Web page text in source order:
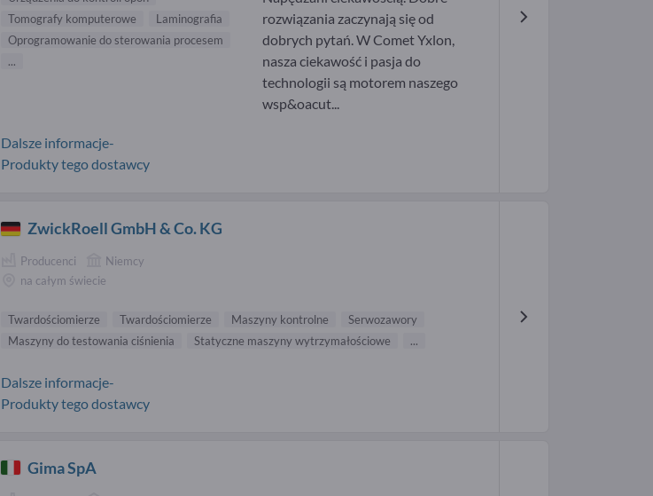
Tomografy komputerowe
Laminografia
Oprogramowanie do sterowania procesem
...
rozwiązania zaczynają się od
dobrych pytań. W Comet Yxlon,
nasza ciekawość i pasja do
technologii są motorem naszego
wsp&oacut...
Dalsze informacje-
Produkty tego dostawcy
ZwickRoell GmbH & Co. KG
Producenci
Niemcy
na całym świecie
Twardościomierze Twardościomierze Maszyny kontrolne
Serwozawory
Maszyny do testowania ciśnienia
Statyczne maszyny wytrzymałościowe ...
Dalsze informacje-
Produkty tego dostawcy
Gima SpA